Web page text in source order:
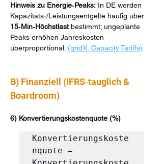
Hinweis zu Energie‑Peaks: In DE werden
Kapazitäts-/Leistungsentgelte häufig über
15‑Min‑Höchstlast bestimmt; ungeplante
Peaks erhöhen Jahreskosten
überproportional. (gridX, Capacity Tariffs)
B) Finanziell (IFRS‑tauglich &
Boardroom)
6) Konvertierungskostenquote (%)
Konvertierungskoste
nquote =